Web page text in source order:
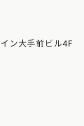
ン大手前ビル4F